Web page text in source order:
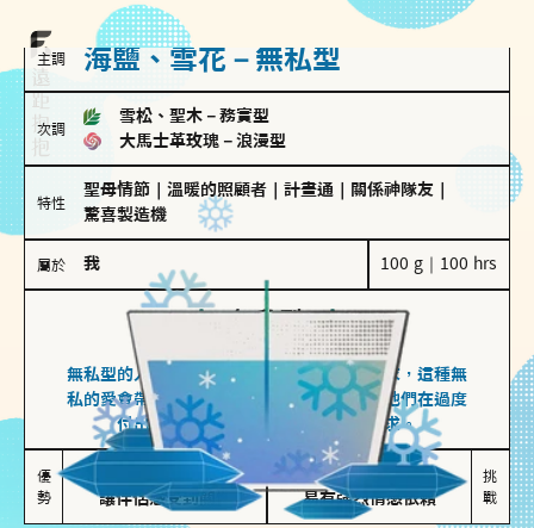
主調 海鹽、雪花－無私型
次調
雪松、聖木 － 務實型
大馬士革玫瑰 － 浪漫型
特性
聖母情節 溫暖的照顧者 計畫通 關係神隊友
驚喜製造機
屬於 我 100 g｜100 hrs
無私型
海鹽、雪花
無私型的人傾向用心呵護、滿足另一半的需求，這種無
私的愛會帶來緊密的關係連結，但也可能讓他們在過度
付出中迷失自我，忽略自己真正的需求。
優
勢
讓伴侶感受到關懷
較難設立界線
易有強烈情感依賴
挑
戰